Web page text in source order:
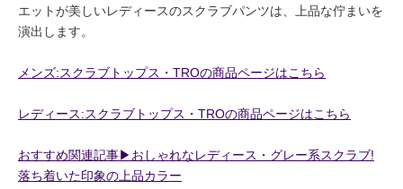
エットが美しいレディースのスクラブパンツは、上品な佇まいを
演出します。
メンズ:スクラブトップス・TROの商品ページはこちら
レディース:スクラブトップス・TROの商品ページはこちら
おすすめ関連記事▶︎おしゃれなレディース・グレー系スクラブ!
落ち着いた印象の上品カラー